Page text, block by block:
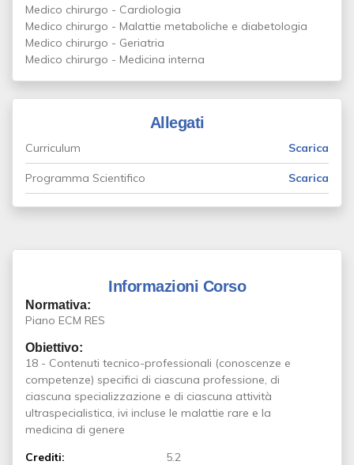
Medico chirurgo - Cardiologia
Medico chirurgo - Malattie metaboliche e diabetologia
Medico chirurgo - Geriatria
Medico chirurgo - Medicina interna
Allegati
Curriculum Scarica
Programma Scientifico Scarica
Informazioni Corso
Normativa:
Piano ECM RES
Obiettivo:
18 - Contenuti tecnico-professionali (conoscenze e
competenze) specifici di ciascuna professione, di
ciascuna specializzazione e di ciascuna attività
ultraspecialistica, ivi incluse le malattie rare e la
medicina di genere
Crediti:
5.2